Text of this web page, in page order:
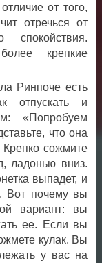
от того,
отречься от
крепкие
Ринпоче есть
отпускать и
«Попробуем
что она
сожмите
ладонью вниз.
выпадет, и
Вот почему вы
вариант: вы
ее. Если вы
кулак. Вы
у вас на